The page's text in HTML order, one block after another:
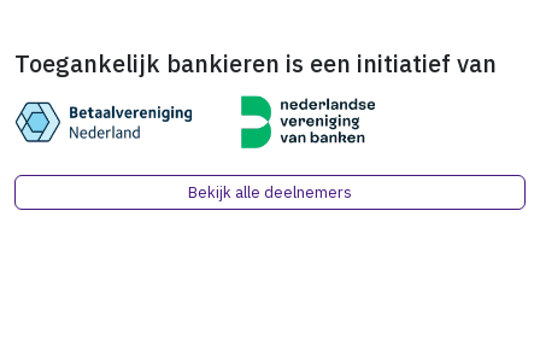
Toegankelijk bankieren is een initiatief van
Bekijk alle deelnemers